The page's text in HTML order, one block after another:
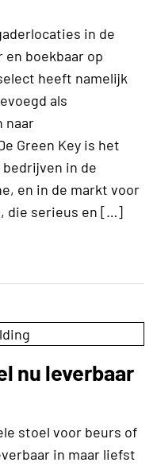
in de
boekbaar op
heeft namelijk
als
naar
Green Key is het
in de
en in de markt voor
die serieus en […]
nu leverbaar
stoel voor beurs of
in maar liefst